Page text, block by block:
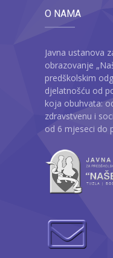
O NAMA
Javna ustanova
obrazovanje
predškolskim
djelatnošću od
koja obuhvata:
zdravstvenu i
od 6 mjeseci do